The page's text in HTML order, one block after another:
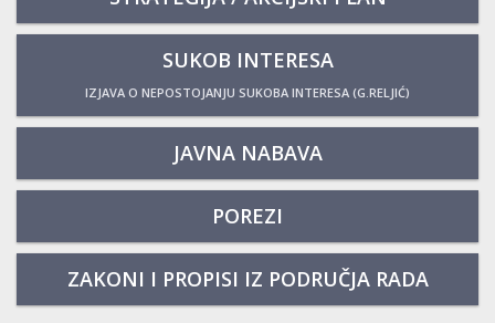
SUKOB INTERESA
IZJAVA O NEPOSTOJANJU SUKOBA INTERESA (G.RELJIĆ)
JAVNA NABAVA
POREZI
ZAKONI I PROPISI IZ PODRUČJA RADA